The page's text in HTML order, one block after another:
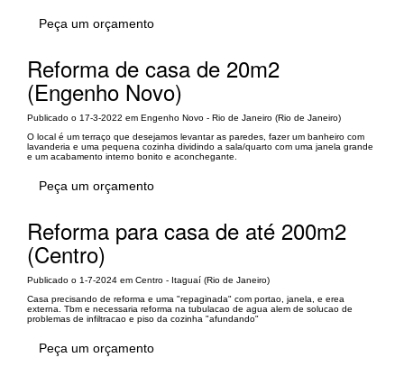
Peça um orçamento
Reforma de casa de 20m2
(Engenho Novo)
Publicado o 17-3-2022 em Engenho Novo - Rio de Janeiro (Rio de Janeiro)
O local é um terraço que desejamos levantar as paredes, fazer um banheiro com
lavanderia e uma pequena cozinha dividindo a sala/quarto com uma janela grande
e um acabamento interno bonito e aconchegante.
Peça um orçamento
Reforma para casa de até 200m2
(Centro)
Publicado o 1-7-2024 em Centro - Itaguaí (Rio de Janeiro)
Casa precisando de reforma e uma "repaginada" com portao, janela, e erea
externa. Tbm e necessaria reforma na tubulacao de agua alem de solucao de
problemas de infiltracao e piso da cozinha "afundando"
Peça um orçamento